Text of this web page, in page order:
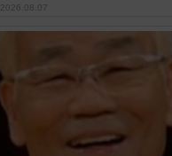
2026.08.07